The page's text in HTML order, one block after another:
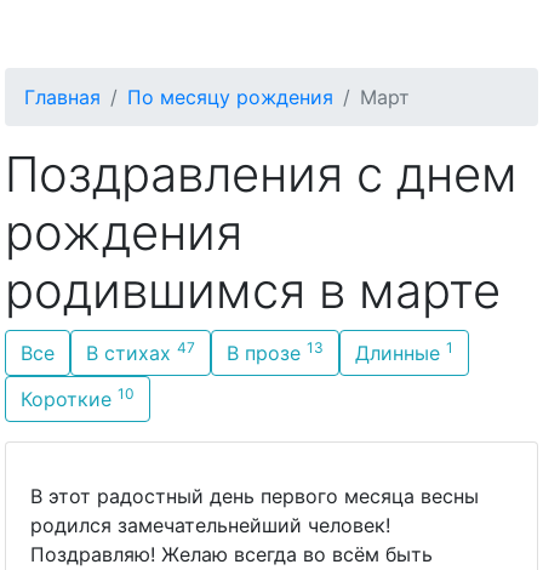
Главная По месяцу рождения Март
Поздравления с днем
рождения
родившимся в марте
Все В стихах 47 В прозе 13 Длинные 1
Короткие 10
В этот радостный день первого месяца весны
родился замечательнейший человек!
Поздравляю! Желаю всегда во всём быть